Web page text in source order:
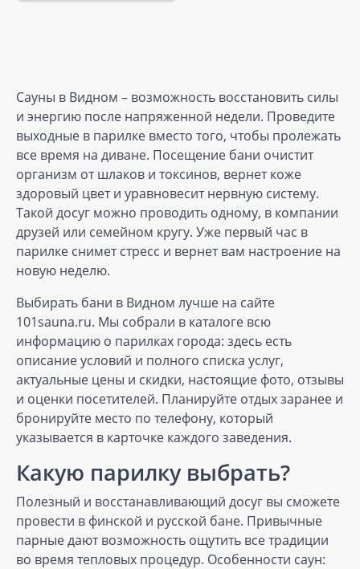
Сауны в Видном – возможность восстановить силы
и энергию после напряженной недели. Проведите
выходные в парилке вместо того, чтобы пролежать
все время на диване. Посещение бани очистит
организм от шлаков и токсинов, вернет коже
здоровый цвет и уравновесит нервную систему.
Такой досуг можно проводить одному, в компании
друзей или семейном кругу. Уже первый час в
парилке снимет стресс и вернет вам настроение на
новую неделю.
Выбирать бани в Видном лучше на сайте
101sauna.ru. Мы собрали в каталоге всю
информацию о парилках города: здесь есть
описание условий и полного списка услуг,
актуальные цены и скидки, настоящие фото, отзывы
и оценки посетителей. Планируйте отдых заранее и
бронируйте место по телефону, который
указывается в карточке каждого заведения.
Какую парилку выбрать?
Полезный и восстанавливающий досуг вы сможете
провести в финской и русской бане. Привычные
парные дают возможность ощутить все традиции
во время тепловых процедур. Особенности саун: